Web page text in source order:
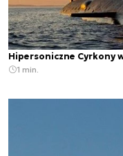
Hipersoniczne Cyrkony
1 min.